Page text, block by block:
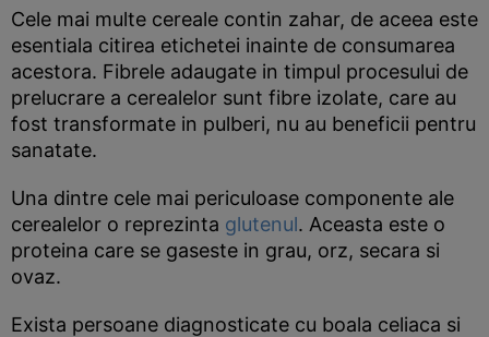
Cele mai multe cereale contin zahar, de aceea este
esentiala citirea etichetei inainte de consumarea
acestora. Fibrele adaugate in timpul procesului de
prelucrare a cerealelor sunt fibre izolate, care au
fost transformate in pulberi, nu au beneficii pentru
sanatate.
Una dintre cele mai periculoase componente ale
cerealelor o reprezinta glutenul. Aceasta este o
proteina care se gaseste in grau, orz, secara si
ovaz.
Exista persoane diagnosticate cu boala celiaca si